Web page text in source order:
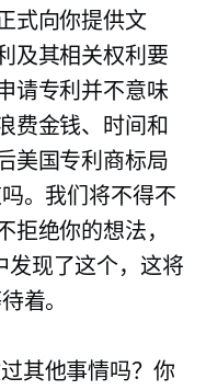
式向你提供文
及其相关权利要
请专利并不意味
费金钱、时间和
美国专利商标局
。我们将不得不
拒绝你的想法，
发现了这个，这将
着。
其他事情吗？你